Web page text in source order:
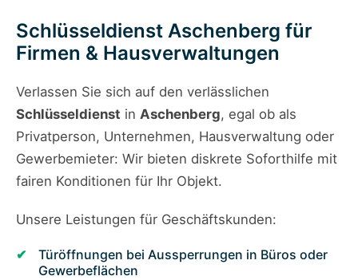
Schlüsseldienst Aschenberg für
Firmen & Hausverwaltungen
Verlassen Sie sich auf den verlässlichen
Schlüsseldienst in Aschenberg, egal ob als
Privatperson, Unternehmen, Hausverwaltung oder
Gewerbemieter: Wir bieten diskrete Soforthilfe mit
fairen Konditionen für Ihr Objekt.
Unsere Leistungen für Geschäftskunden:
Türöffnungen bei Aussperrungen in Büros oder
Gewerbeflächen